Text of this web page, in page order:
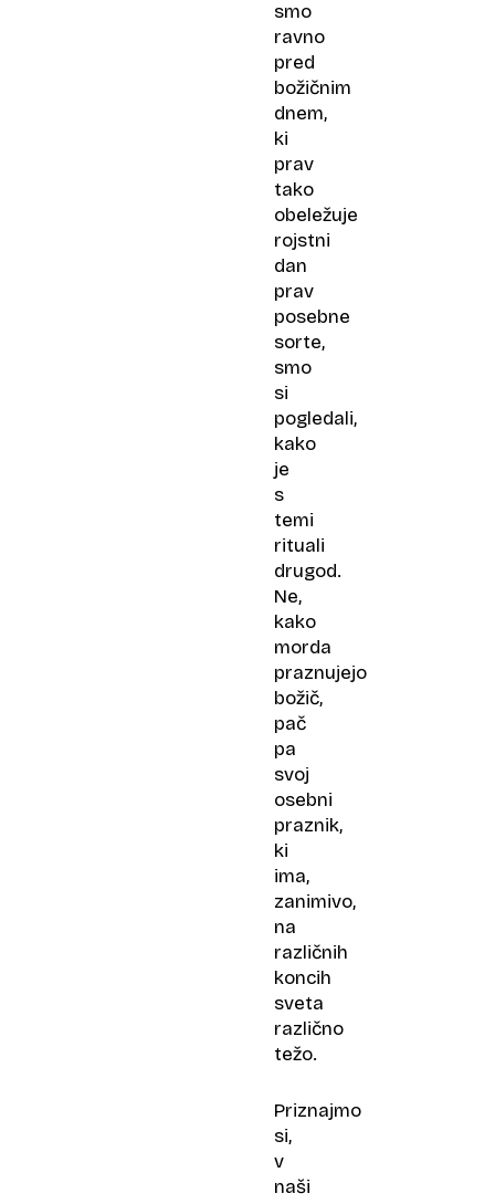
smo
ravno
pred
božičnim
dnem,
ki
prav
tako
obeležuje
rojstni
dan
prav
posebne
sorte,
smo
si
pogledali,
kako
je
s
temi
rituali
drugod.
Ne,
kako
morda
praznujejo
božič,
pač
pa
svoj
osebni
praznik,
ki
ima,
zanimivo,
na
različnih
koncih
sveta
različno
težo.
Priznajmo
si,
v
naši